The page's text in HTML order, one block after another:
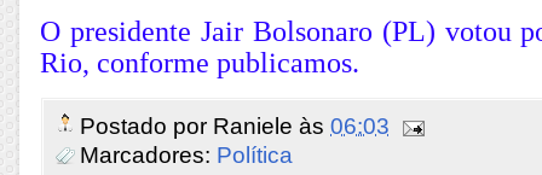
O presidente Jair Bolsonaro (PL) votou
Rio, conforme publicamos.
Postado por Raniele às 06:03
Marcadores: Política